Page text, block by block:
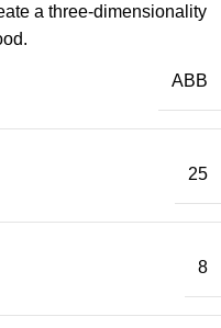
a three-dimensionality
ABB
25
8